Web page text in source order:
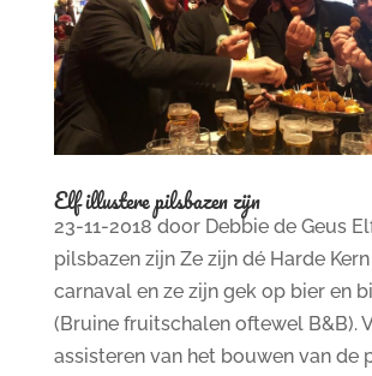
Elf illustere pilsbazen zijn
23-11-2018 door Debbie de Geus
pilsbazen zijn Ze zijn dé Harde
carnaval en ze zijn gek op bier en
(Bruine fruitschalen oftewel B&B).
assisteren van het bouwen van de